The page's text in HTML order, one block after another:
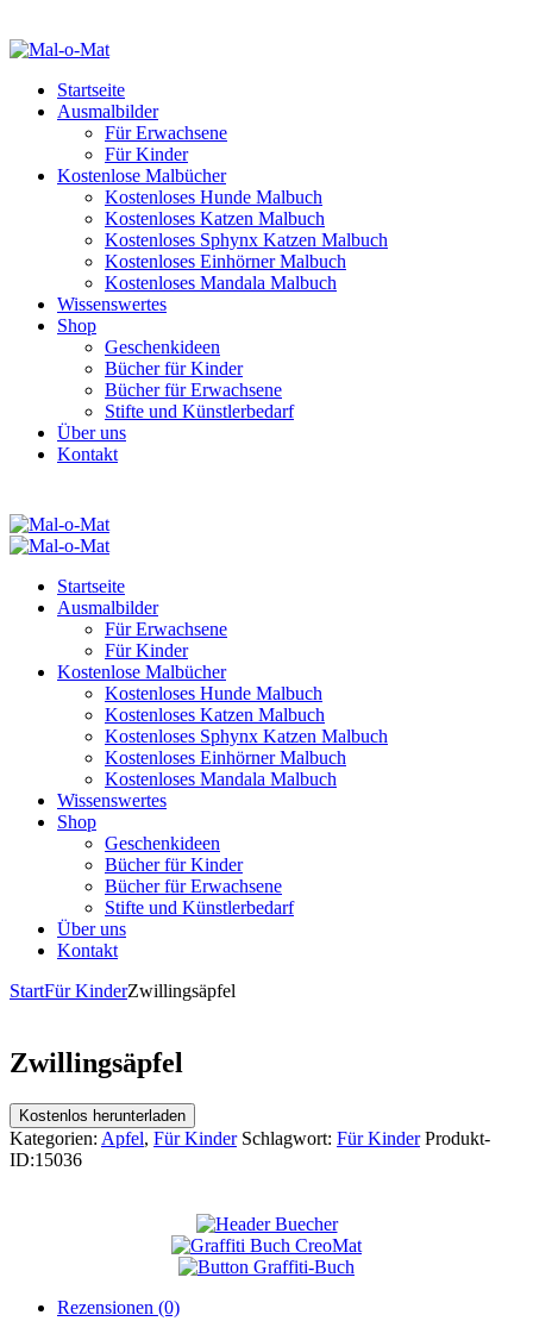
Startseite
Ausmalbilder
Für Erwachsene
Für Kinder
Kostenlose Malbücher
Kostenloses Hunde Malbuch
Kostenloses Katzen Malbuch
Kostenloses Sphynx Katzen Malbuch
Kostenloses Einhörner Malbuch
Kostenloses Mandala Malbuch
Wissenswertes
Shop
Geschenkideen
Bücher für Kinder
Bücher für Erwachsene
Stifte und Künstlerbedarf
Über uns
Kontakt
Startseite
Ausmalbilder
Für Erwachsene
Für Kinder
Kostenlose Malbücher
Kostenloses Hunde Malbuch
Kostenloses Katzen Malbuch
Kostenloses Sphynx Katzen Malbuch
Kostenloses Einhörner Malbuch
Kostenloses Mandala Malbuch
Wissenswertes
Shop
Geschenkideen
Bücher für Kinder
Bücher für Erwachsene
Stifte und Künstlerbedarf
Über uns
Kontakt
StartFür KinderZwillingsäpfel
Zwillingsäpfel
Kostenlos herunterladen
Kategorien: Apfel, Für Kinder Schlagwort: Für Kinder Produkt-
ID:15036
Rezensionen (0)